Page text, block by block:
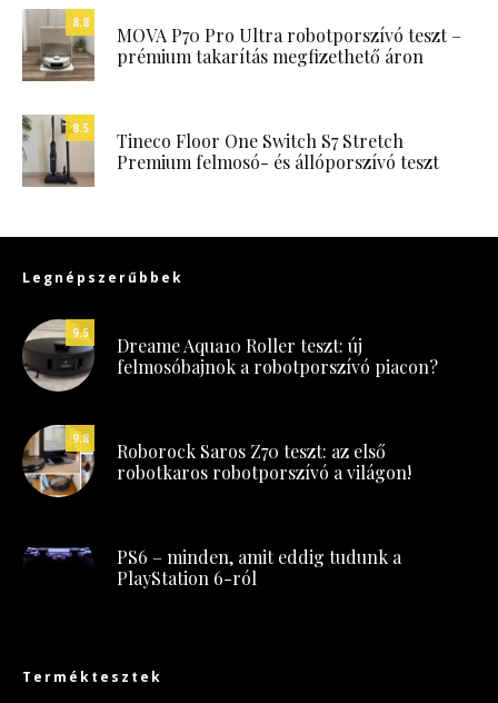
8.8
MOVA P70 Pro Ultra robotporszívó teszt –
prémium takarítás megfizethető áron
8.5
Tineco Floor One Switch S7 Stretch
Premium felmosó- és állóporszívó teszt
Legnépszerűbbek
9.5
Dreame Aqua10 Roller teszt: új
felmosóbajnok a robotporszívó piacon?
9.8
Roborock Saros Z70 teszt: az első
robotkaros robotporszívó a világon!
PS6 – minden, amit eddig tudunk a
PlayStation 6-ról
Terméktesztek